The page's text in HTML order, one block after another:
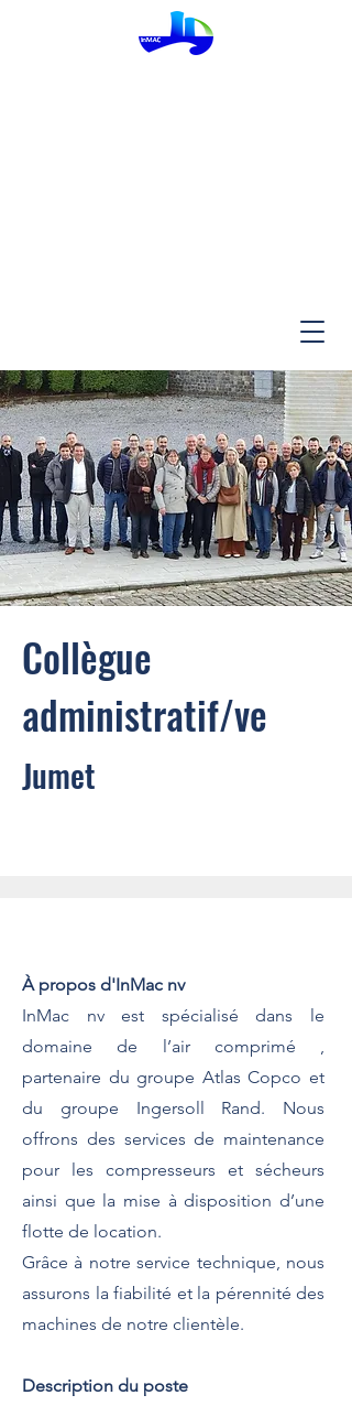
Collègue
administratif/ve
Jumet
À propos d'InMac nv
InMac nv est spécialisé dans le
domaine de l’air comprimé ,
partenaire du groupe Atlas Copco et
du groupe Ingersoll Rand. Nous
offrons des services de maintenance
pour les compresseurs et sécheurs
ainsi que la mise à disposition d’une
flotte de location.
Grâce à notre service technique, nous
assurons la fiabilité et la pérennité des
machines de notre clientèle.
Description du poste